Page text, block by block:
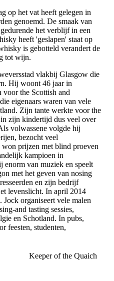
op het vat heeft gelegen in
genoemd. De smaak van
het verblijf in een
heeft 'geslapen' staat op
is gebotteld verandert de
tot wijn.
vlakbij Glasgow die
Hij woont 46 jaar in
the Scottish and
eigenaars waren van vele
Zijn tante werkte voor the
zijn kindertijd dus veel over
volwassene volgde hij
bezocht veel
prijzen met blind proeven
kampioen in
enorm van muziek en speelt
met het geven van nosing
en zijn bedrijf
levenslicht. In april 2014
organiseert vele malen
and tasting sessies,
en Schotland. In pubs,
feesten, studenten,
Quaich